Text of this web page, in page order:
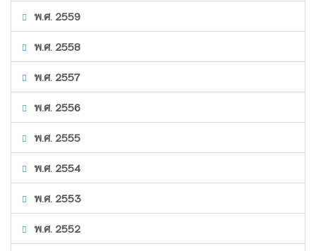
พ.ศ. 2559
พ.ศ. 2558
พ.ศ. 2557
พ.ศ. 2556
พ.ศ. 2555
พ.ศ. 2554
พ.ศ. 2553
พ.ศ. 2552